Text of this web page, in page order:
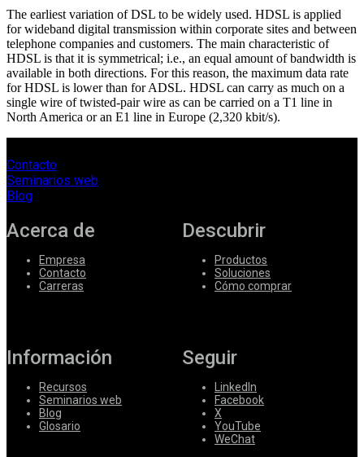
Partners
Suppliers
The earliest variation of DSL to be widely used. HDSL is applied
for wideband digital transmission within corporate sites and between
telephone companies and customers. The main characteristic of
HDSL is that it is symmetrical; i.e., an equal amount of bandwidth is
available in both directions. For this reason, the maximum data rate
for HDSL is lower than for ADSL. HDSL can carry as much on a
single wire of twisted-pair wire as can be carried on a T1 line in
North America or an E1 line in Europe (2,320 kbit/s).
Contacto
Seminarios web
Blog
Acerca de
Empresa
Contacto
Carreras
Descubrir
Productos
Soluciones
Cómo comprar
Información
Recursos
Seminarios web
Blog
Glosario
Seguir
LinkedIn
Facebook
X
YouTube
WeChat